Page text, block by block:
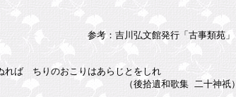
文館発行「古事類苑」
れば　ちりのおこりはあらじとをしれ
歌集 二十神祇）